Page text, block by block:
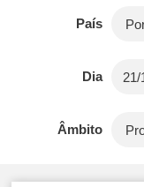
País
Dia
Âmbito